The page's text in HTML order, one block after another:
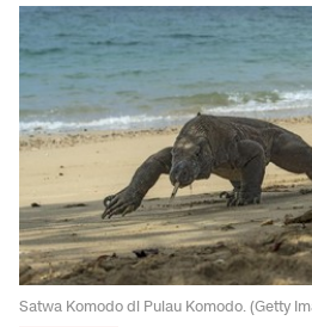
Satwa Komodo di Pulau Komodo. (Getty